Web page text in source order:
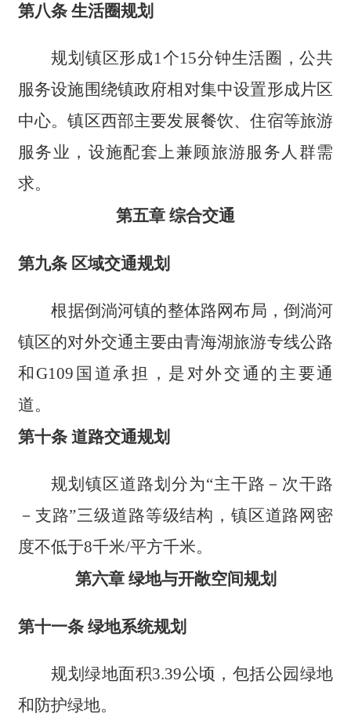
第八条 生活圈规划
规划镇区形成1个15分钟生活圈，公共
服务设施围绕镇政府相对集中设置形成片区
中心。镇区西部主要发展餐饮、住宿等旅游
服务业，设施配套上兼顾旅游服务人群需
求。
第五章 综合交通
第九条 区域交通规划
根据倒淌河镇的整体路网布局，倒淌河
镇区的对外交通主要由青海湖旅游专线公路
和G109国道承担，是对外交通的主要通
道。
第十条 道路交通规划
规划镇区道路划分为“主干路 － 次干路
－ 支路”三级道路等级结构，镇区道路网密
度不低于8千米/平方千米。
第六章 绿地与开敞空间规划
第十一条 绿地系统规划
规划绿地面积3.39公顷，包括公园绿地
和防护绿地。